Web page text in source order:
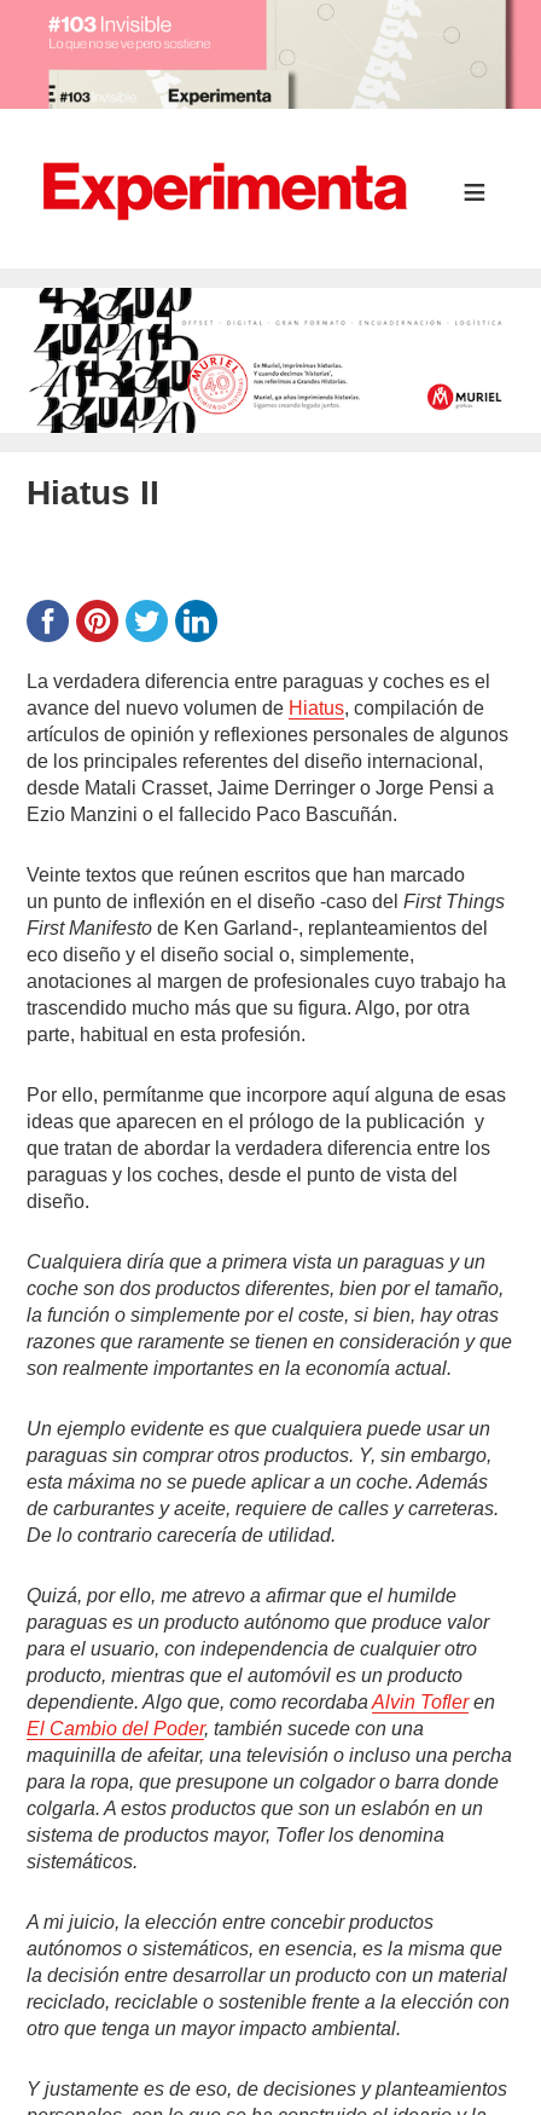
Hiatus II
La verdadera diferencia entre paraguas y coches es el
avance del nuevo volumen de Hiatus, compilación de
artículos de opinión y reflexiones personales de algunos
de los principales referentes del diseño internacional,
desde Matali Crasset, Jaime Derringer o Jorge Pensi a
Ezio Manzini o el fallecido Paco Bascuñán.
Veinte textos que reúnen escritos que han marcado
un punto de inflexión en el diseño -caso delFirst Things
First Manifesto de Ken Garland-, replanteamientos del
eco diseño y el diseño social o, simplemente,
anotaciones al margen de profesionales cuyo trabajo ha
trascendido mucho más que su figura. Algo, por otra
parte, habitual en esta profesión.
Por ello, permítanme que incorpore aquí alguna de esas
ideas que aparecen en el prólogo de la publicación y
que tratan de abordar la verdadera diferencia entre los
paraguas y los coches, desde el punto de vista del
diseño.
Cualquiera diría que a primera vista un paraguas y un
coche son dos productos diferentes, bien por el tamaño,
la función o simplemente por el coste, si bien, hay otras
razones que raramente se tienen en consideración y que
son realmente importantes en la economía actual.
Un ejemplo evidente es que cualquiera puede usar un
paraguas sin comprar otros productos. Y, sin embargo,
esta máxima no se puede aplicar a un coche. Además
de carburantes y aceite, requiere de calles y carreteras.
De lo contrario carecería de utilidad.
Quizá, por ello, me atrevo a afirmar que el humilde
paraguas es un producto autónomo que produce valor
para el usuario, con independencia de cualquier otro
producto, mientras que el automóvil es un producto
dependiente. Algo que, como recordabaAlvin Tofleren
El Cambio del Poder, también sucede con una
maquinilla de afeitar, una televisión o incluso una percha
para la ropa, que presupone un colgador o barra donde
colgarla. A estos productos que son un eslabón en un
sistema de productos mayor, Tofler los denomina
sistemáticos.
A mi juicio, la elección entre concebir productos
autónomos o sistemáticos, en esencia, es la misma que
la decisión entre desarrollar un producto con un material
reciclado, reciclable o sostenible frente a la elección con
otro que tenga un mayor impacto ambiental.
Y justamente es de eso, de decisiones y planteamientos